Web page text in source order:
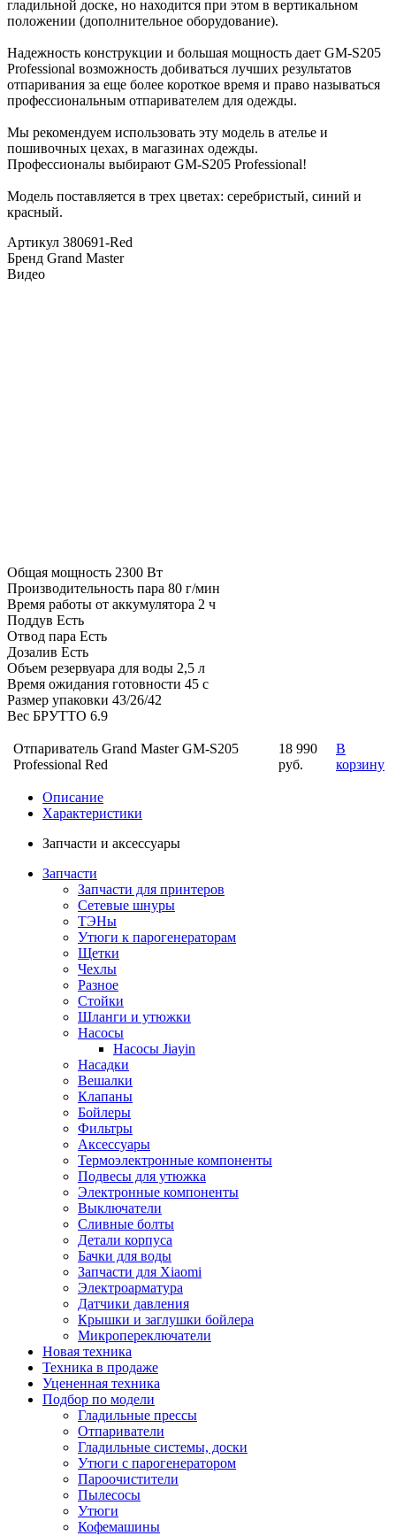
гладильной доске, но находится при этом в вертикальном
положении (дополнительное оборудование).
Надежность конструкции и большая мощность дает GM-S205
Professional возможность добиваться лучших результатов
отпаривания за еще более короткое время и право называться
профессиональным отпаривателем для одежды.
Мы рекомендуем использовать эту модель в ателье и
пошивочных цехах, в магазинах одежды.
Профессионалы выбирают GM-S205 Professional!
Модель поставляется в трех цветах: серебристый, синий и
красный.
Артикул 380691-Red
Бренд Grand Master
Видео
Общая мощность 2300 Вт
Производительность пара 80 г/мин
Время работы от аккумулятора 2 ч
Поддув Есть
Отвод пара Есть
Дозалив Есть
Объем резервуара для воды 2,5 л
Время ожидания готовности 45 с
Размер упаковки 43/26/42
Вес БРУТТО 6.9
Отпариватель Grand Master GM-S205
Professional Red
18 990
руб.
В
корзину
Описание
Характеристики
Запчасти и аксессуары
Запчасти
Запчасти для принтеров
Сетевые шнуры
ТЭНы
Утюги к парогенераторам
Щетки
Чехлы
Разное
Стойки
Шланги и утюжки
Насосы
Насосы Jiayin
Насадки
Вешалки
Клапаны
Бойлеры
Фильтры
Аксессуары
Термоэлектронные компоненты
Подвесы для утюжка
Электронные компоненты
Выключатели
Сливные болты
Детали корпуса
Бачки для воды
Запчасти для Xiaomi
Электроарматура
Датчики давления
Крышки и заглушки бойлера
Микропереключатели
Новая техника
Техника в продаже
Уцененная техника
Подбор по модели
Гладильные прессы
Отпариватели
Гладильные системы, доски
Утюги с парогенератором
Пароочистители
Пылесосы
Утюги
Кофемашины